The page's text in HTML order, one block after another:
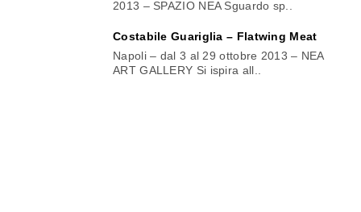
2013 – SPAZIO NEA Sguardo sp..
Costabile Guariglia – Flatwing Meat
Napoli – dal 3 al 29 ottobre 2013 – NEA
ART GALLERY Si ispira all..